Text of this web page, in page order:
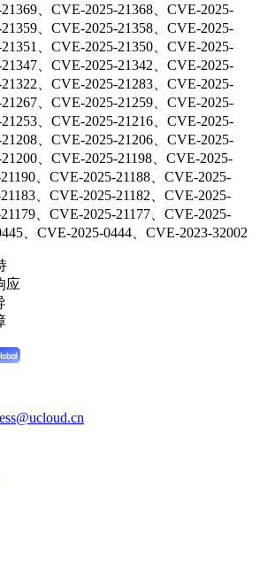
、CVE-2025-21368、CVE-2025-
、CVE-2025-21358、CVE-2025-
、CVE-2025-21350、CVE-2025-
、CVE-2025-21342、CVE-2025-
、CVE-2025-21283、CVE-2025-
、CVE-2025-21259、CVE-2025-
、CVE-2025-21216、CVE-2025-
、CVE-2025-21206、CVE-2025-
、CVE-2025-21198、CVE-2025-
、CVE-2025-21188、CVE-2025-
、CVE-2025-21182、CVE-2025-
、CVE-2025-21177、CVE-2025-
、CVE-2025-0444、CVE-2023-32002
应